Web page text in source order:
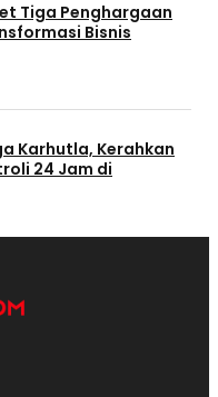
Tiga Penghargaan
Bisnis
Karhutla, Kerahkan
24 Jam di